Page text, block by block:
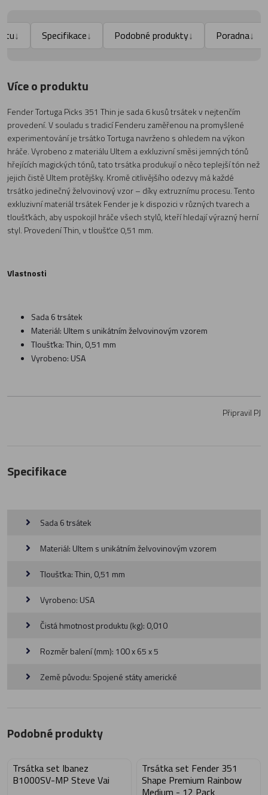
↓ Specifikace↓ Podobné produkty↓ Poradna↓
Více o produktu
Fender Tortuga Picks 351 Thin je sada 6 kusů trsátek v nejtenčím
provedení. V souladu s tradicí Fenderu zaměřenou na promyšlené
experimentování je trsátko Tortuga navrženo s ohledem na výkon
hráče. Vyrobeno z materiálu Ultem a exkluzivní směsi jemných tónů
hřejících magických tónů, tato trsátka produkují o něco teplejší tón než
jejich čistě Ultem protějšky. Kromě citlivějšího odezvy má každé
trsátko jedinečný želvovinový vzor – díky extruznímu procesu. Tento
exkluzivní materiál trsátek Fender je k dispozici v různých tvarech a
tloušťkách, aby uspokojil hráče všech stylů, kteří hledají výrazný herní
styl. Provedení Thin, v tloušťce 0,51 mm.
Vlastnosti
Sada 6 trsátek
Materiál: Ultem s unikátním želvovinovým vzorem
Tloušťka: Thin, 0,51 mm
Vyrobeno: USA
Připravil PJ
Specifikace
Sada 6 trsátek
Materiál: Ultem s unikátním želvovinovým vzorem
Tloušťka: Thin, 0,51 mm
Vyrobeno: USA
Čistá hmotnost produktu (kg): 0,010
Rozměr balení (mm): 100 x 65 x 5
Země původu: Spojené státy americké
Podobné produkty
Trsátka set Ibanez
B1000SV-MP Steve Vai
Trsátka set Fender 351
Shape Premium Rainbow
Medium - 12 Pack